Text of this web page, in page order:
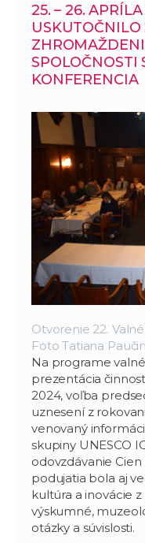
25. – 26.
USKUTOČNILO
SPOLOČNOSTI
KONFERENCIA
Otvorenie 22.
Foto Tatiana
Na programe
prezentácia
2024, voľba
uznesení z
venovaný
skupiny UNESCO
odovzdávanie
podujatia bola aj
kultúra a inovácie
výskumné,
otázky a súvislosti.